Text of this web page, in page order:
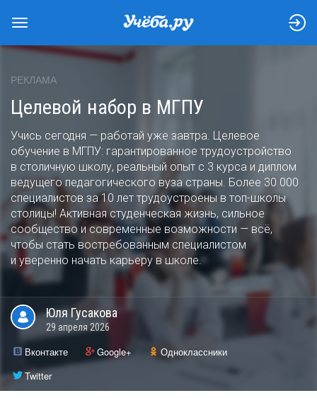
РЕКЛАМА
Целевой набор в МГПУ
Учись сегодня — работай уже завтра. Целевое
обучение в МГПУ: гарантированное трудоустройство
в столичную школу, реальный опыт с 3 курса и диплом
ведущего педагогического вуза страны. Более 30 000
специалистов за 10 лет трудоустроены в топ-школы
столицы! Активная студенческая жизнь, сильное
сообщество и современные возможности — всё,
чтобы стать востребованным специалистом
и уверенно начать карьеру в школе.
ЮляГусакова
29 апреля 2026
Вконтакте Google+
Одноклассники
Twitter